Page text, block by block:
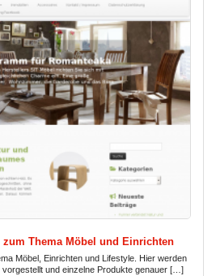
Thema Möbel und Einrichten
Möbel, Einrichten und Lifestyle. Hier werden
vorgestellt und einzelne Produkte genauer […]